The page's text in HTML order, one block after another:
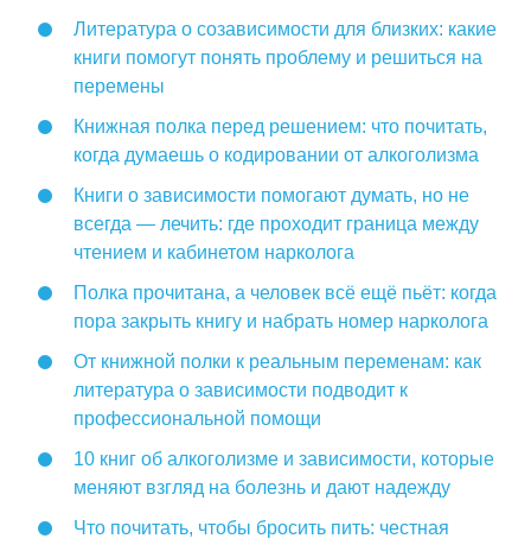
Литература о созависимости для близких: какие
книги помогут понять проблему и решиться на
перемены
Книжная полка перед решением: что почитать,
когда думаешь о кодировании от алкоголизма
Книги о зависимости помогают думать, но не
всегда — лечить: где проходит граница между
чтением и кабинетом нарколога
Полка прочитана, а человек всё ещё пьёт: когда
пора закрыть книгу и набрать номер нарколога
От книжной полки к реальным переменам: как
литература о зависимости подводит к
профессиональной помощи
10 книг об алкоголизме и зависимости, которые
меняют взгляд на болезнь и дают надежду
Что почитать, чтобы бросить пить: честная